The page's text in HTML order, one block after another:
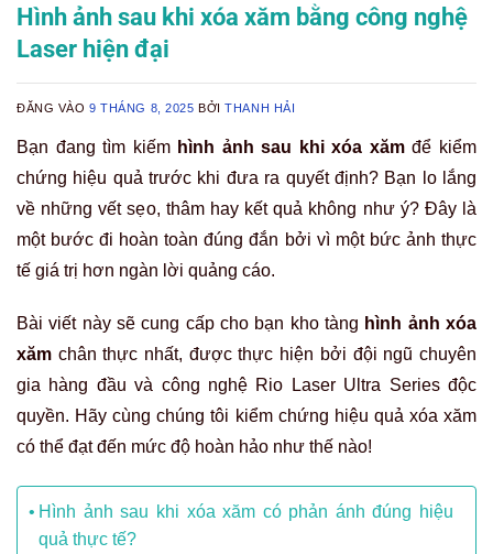
Hình ảnh sau khi xóa xăm bằng công nghệ
Laser hiện đại
ĐĂNG VÀO9 THÁNG 8, 2025 BỞITHANH HẢI
Bạn đang tìm kiếm hình ảnh sau khi xóa xămđể kiểm
chứng hiệu quả trước khi đưa ra quyết định? Bạn lo lắng
về những vết sẹo, thâm hay kết quả không như ý? Đây là
một bước đi hoàn toàn đúng đắn bởi vì một bức ảnh thực
tế giá trị hơn ngàn lời quảng cáo.
Bài viết này sẽ cung cấp cho bạn kho tàng hình ảnh xóa
xăm chân thực nhất, được thực hiện bởi đội ngũ chuyên
gia hàng đầu và công nghệ Rio Laser Ultra Series độc
quyền. Hãy cùng chúng tôi kiểm chứng hiệu quả xóa xăm
có thể đạt đến mức độ hoàn hảo như thế nào!
Hình ảnh sau khi xóa xăm có phản ánh đúng hiệu
quả thực tế?